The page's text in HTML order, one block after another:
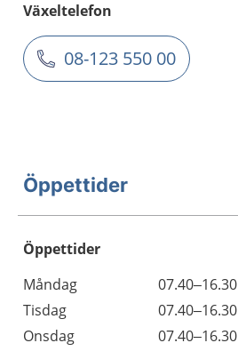
Växeltelefon
08-123 550 00
Öppettider
Öppettider
Dag
Öppettider
Kommentarer
Måndag
07.40–16.30
Tisdag
07.40–16.30
Onsdag
07.40–16.30